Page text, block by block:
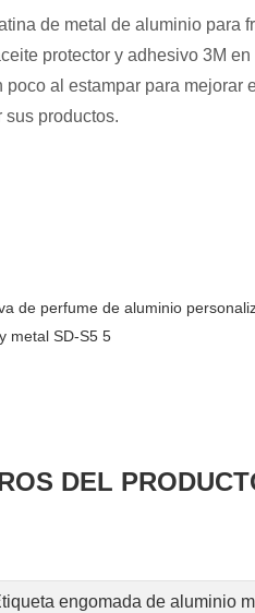
de metal de aluminio para
protector y adhesivo 3M
poco al estampar para
sus productos.
DEL
engomada de aluminio